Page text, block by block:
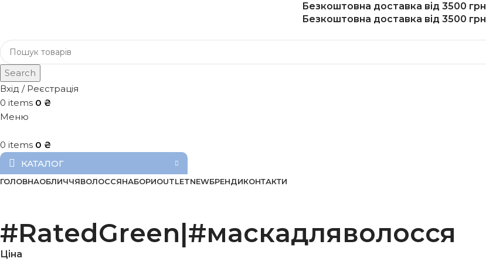
Безкоштовна доставка від 3500 грн
Безкоштовна доставка від 3500 грн
Search
Вхід / Реєстрація
0 items 0 ₴
Меню
0 items 0 ₴
КАТАЛОГ
ГОЛОВНАОБЛИЧЧЯВОЛОССЯНАБОРИOUTLETNEWБРЕНДИКОНТАКТИ
#RatedGreen|#маскадляволосся
Ціна